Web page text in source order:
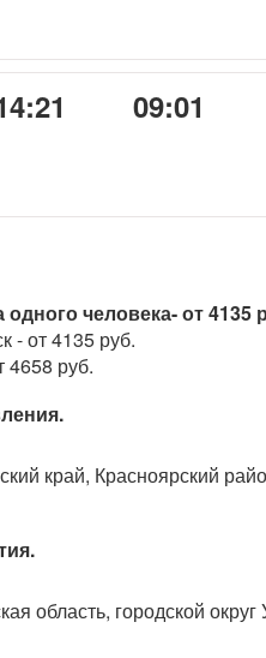
09:01
человека- от 4135
- от 4135 руб.
4658 руб.
край, Красноярский
область, городской округ